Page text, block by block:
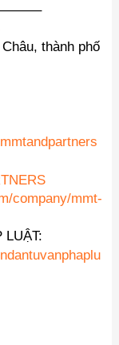
thành phố
company/mmt-
LUẬT: